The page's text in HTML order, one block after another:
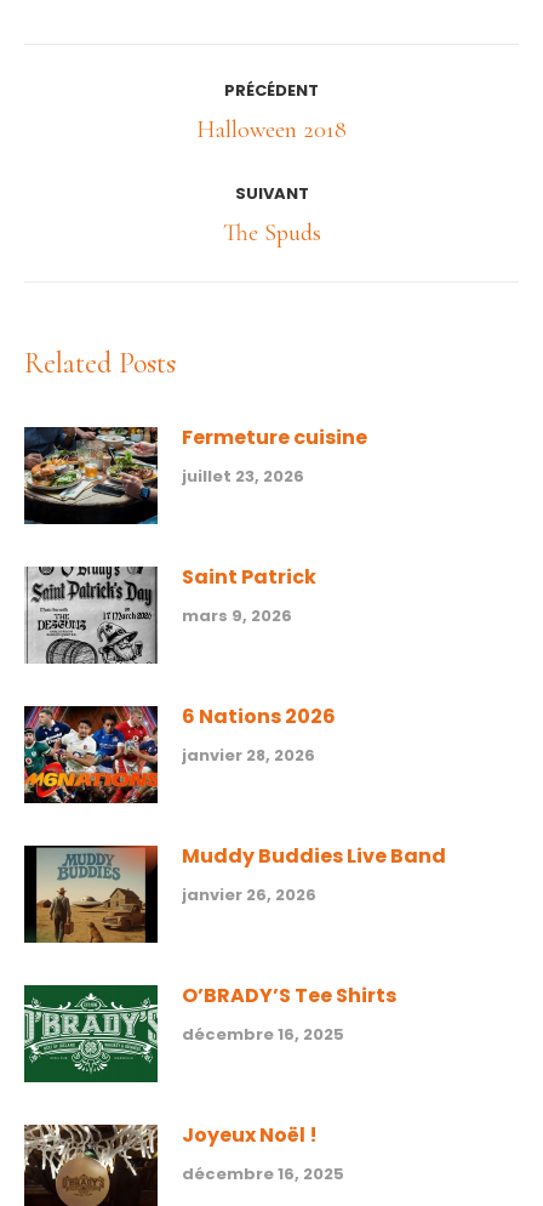
PRÉCÉDENT
Article
:
Halloween 2018
SUIVANT
Article
The Spuds
Related Posts
Fermeture cuisine
juillet 23, 2026
Saint Patrick
mars 9, 2026
6 Nations 2026
janvier 28, 2026
Muddy Buddies Live Band
janvier 26, 2026
O’BRADY’S Tee Shirts
décembre 16, 2025
Joyeux Noël !
décembre 16, 2025